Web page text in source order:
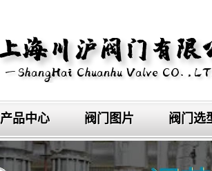
产品中心 阀门图片 阀门选